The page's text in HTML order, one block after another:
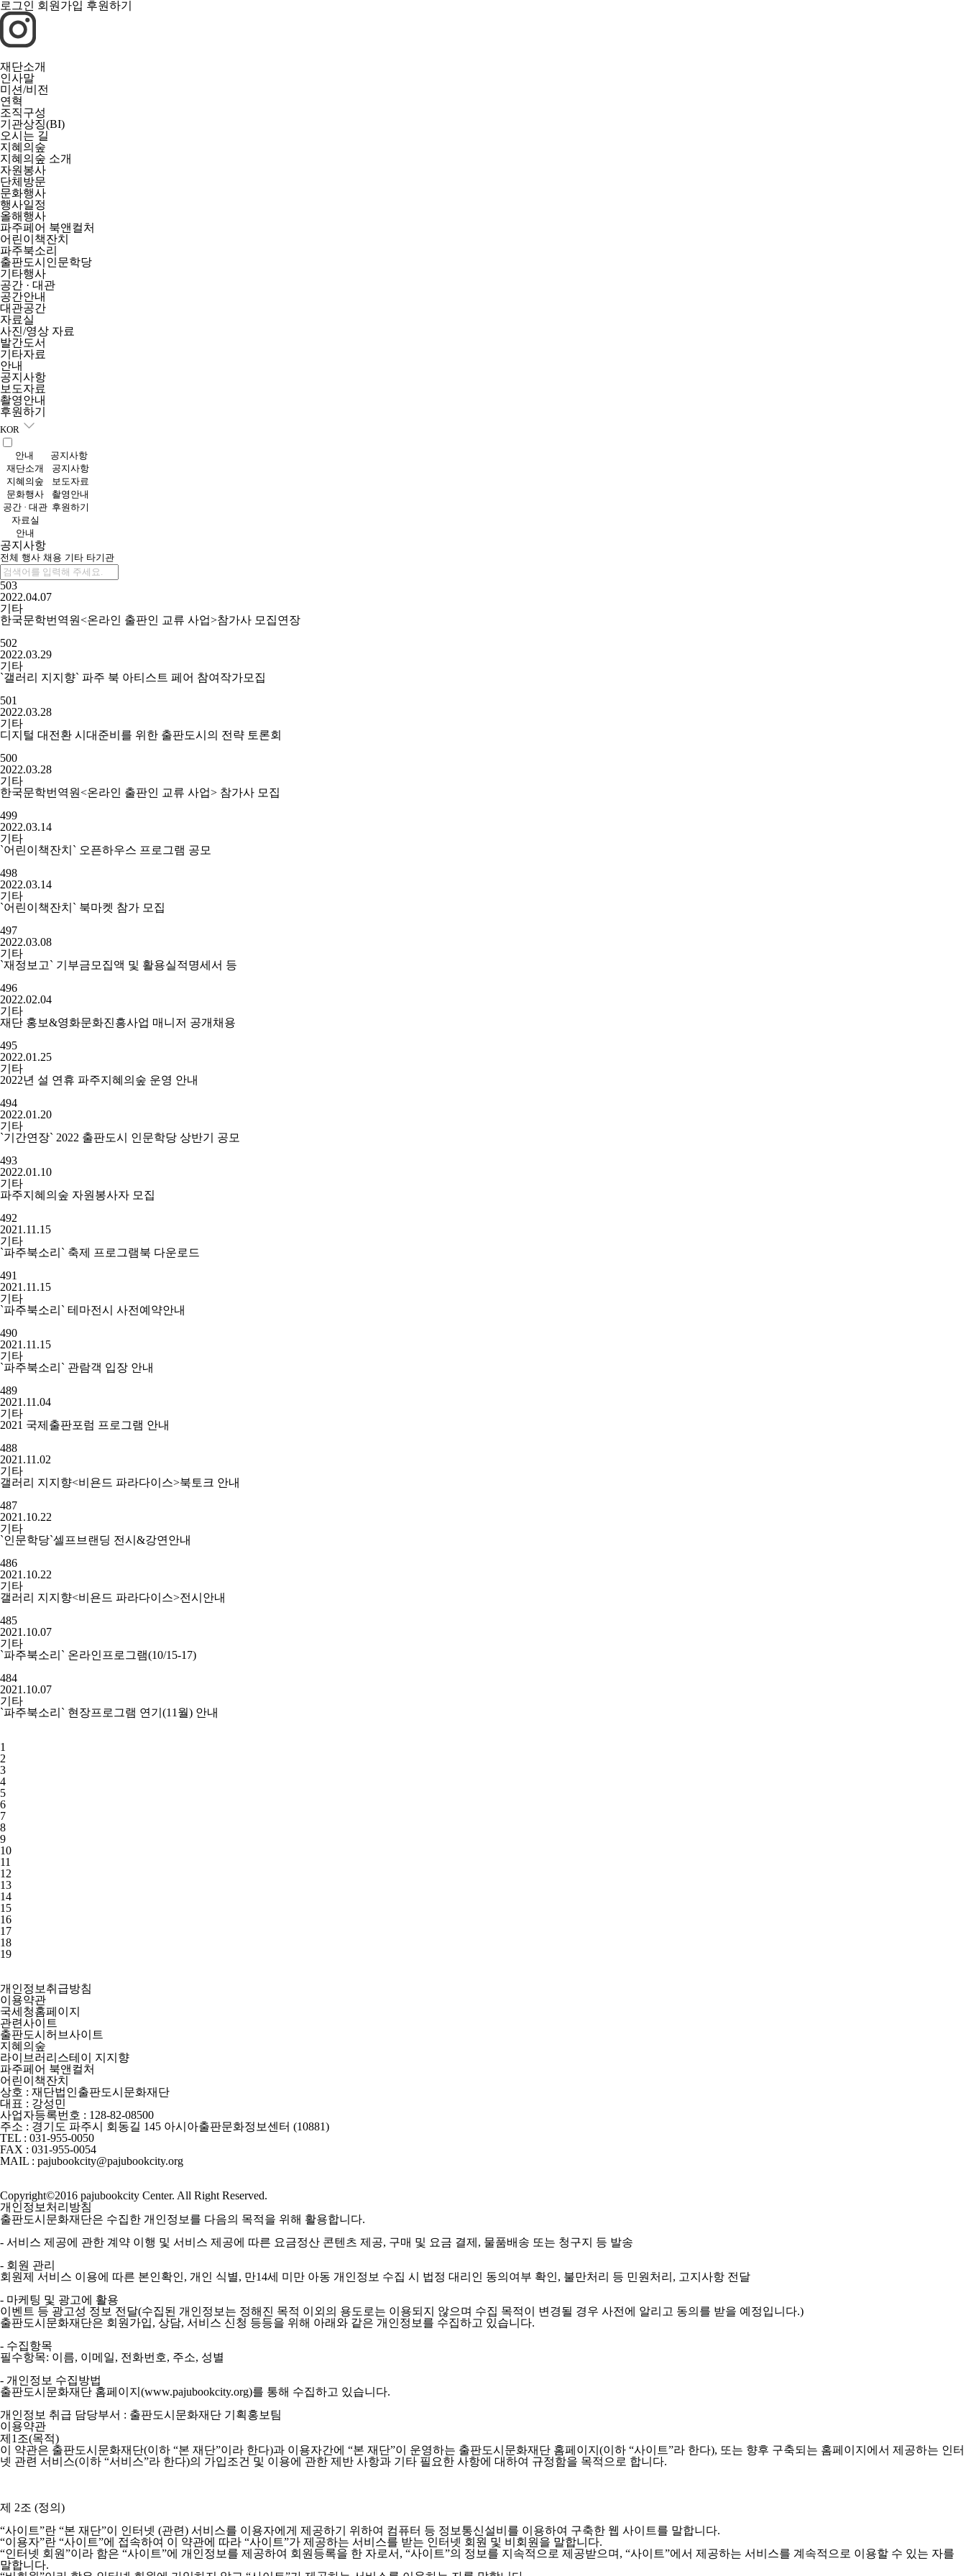
로그인 회원가입 후원하기
재단소개
인사말
미션/비전
연혁
조직구성
기관상징(BI)
오시는 길
지혜의숲
지혜의숲 소개
자원봉사
단체방문
문화행사
행사일정
올해행사
파주페어 북앤컬처
어린이책잔치
파주북소리
출판도시인문학당
기타행사
공간 · 대관
공간안내
대관공간
자료실
사진/영상 자료
발간도서
기타자료
안내
공지사항
보도자료
촬영안내
후원하기
KOR
안내
재단소개
지혜의숲
문화행사
공간 · 대관
자료실
안내
공지사항
공지사항
보도자료
촬영안내
후원하기
공지사항
전체 행사 채용 기타 타기관
503
2022.04.07
기타
한국문학번역원<온라인 출판인 교류 사업>참가사 모집연장
502
2022.03.29
기타
`갤러리 지지향` 파주 북 아티스트 페어 참여작가모집
501
2022.03.28
기타
디지털 대전환 시대준비를 위한 출판도시의 전략 토론회
500
2022.03.28
기타
한국문학번역원<온라인 출판인 교류 사업> 참가사 모집
499
2022.03.14
기타
`어린이책잔치` 오픈하우스 프로그램 공모
498
2022.03.14
기타
`어린이책잔치` 북마켓 참가 모집
497
2022.03.08
기타
`재정보고` 기부금모집액 및 활용실적명세서 등
496
2022.02.04
기타
재단 홍보&영화문화진흥사업 매니저 공개채용
495
2022.01.25
기타
2022년 설 연휴 파주지혜의숲 운영 안내
494
2022.01.20
기타
`기간연장` 2022 출판도시 인문학당 상반기 공모
493
2022.01.10
기타
파주지혜의숲 자원봉사자 모집
492
2021.11.15
기타
`파주북소리` 축제 프로그램북 다운로드
491
2021.11.15
기타
`파주북소리` 테마전시 사전예약안내
490
2021.11.15
기타
`파주북소리` 관람객 입장 안내
489
2021.11.04
기타
2021 국제출판포럼 프로그램 안내
488
2021.11.02
기타
갤러리 지지향<비욘드 파라다이스>북토크 안내
487
2021.10.22
기타
`인문학당`셀프브랜딩 전시&강연안내
486
2021.10.22
기타
갤러리 지지향<비욘드 파라다이스>전시안내
485
2021.10.07
기타
`파주북소리` 온라인프로그램(10/15-17)
484
2021.10.07
기타
`파주북소리` 현장프로그램 연기(11월) 안내
1
2
3
4
5
6
7
8
9
10
11
12
13
14
15
16
17
18
19
개인정보취급방침
이용약관
국세청홈페이지
관련사이트
출판도시허브사이트
지혜의숲
라이브러리스테이 지지향
파주페어 북앤컬처
어린이책잔치
상호 : 재단법인출판도시문화재단
대표 : 강성민
사업자등록번호 : 128-82-08500
주소 : 경기도 파주시 회동길 145 아시아출판문화정보센터 (10881)
TEL : 031-955-0050
FAX : 031-955-0054
MAIL : pajubookcity@pajubookcity.org
Copyright©2016 pajubookcity Center. All Right Reserved.
개인정보처리방침
출판도시문화재단은 수집한 개인정보를 다음의 목적을 위해 활용합니다.
- 서비스 제공에 관한 계약 이행 및 서비스 제공에 따른 요금정산 콘텐츠 제공, 구매 및 요금 결제, 물품배송 또는 청구지 등 발송
- 회원 관리
회원제 서비스 이용에 따른 본인확인, 개인 식별, 만14세 미만 아동 개인정보 수집 시 법정 대리인 동의여부 확인, 불만처리 등 민원처리, 고지사항 전달
- 마케팅 및 광고에 활용
이벤트 등 광고성 정보 전달(수집된 개인정보는 정해진 목적 이외의 용도로는 이용되지 않으며 수집 목적이 변경될 경우 사전에 알리고 동의를 받을 예정입니다.)
출판도시문화재단은 회원가입, 상담, 서비스 신청 등등을 위해 아래와 같은 개인정보를 수집하고 있습니다.
- 수집항목
필수항목: 이름, 이메일, 전화번호, 주소, 성별
- 개인정보 수집방법
출판도시문화재단 홈페이지(www.pajubookcity.org)를 통해 수집하고 있습니다.
개인정보 취급 담당부서 : 출판도시문화재단 기획홍보팀
이용약관
제1조(목적)
이 약관은 출판도시문화재단(이하 “본 재단”이라 한다)과 이용자간에 “본 재단”이 운영하는 출판도시문화재단 홈페이지(이하 “사이트”라 한다), 또는 향후 구축되는 홈페이지에서 제공하는 인터
넷 관련 서비스(이하 “서비스”라 한다)의 가입조건 및 이용에 관한 제반 사항과 기타 필요한 사항에 대하여 규정함을 목적으로 합니다.
제 2조 (정의)
“사이트”란 “본 재단”이 인터넷 (관련) 서비스를 이용자에게 제공하기 위하여 컴퓨터 등 정보통신설비를 이용하여 구축한 웹 사이트를 말합니다.
“이용자”란 “사이트”에 접속하여 이 약관에 따라 “사이트”가 제공하는 서비스를 받는 인터넷 회원 및 비회원을 말합니다.
“인터넷 회원”이라 함은 “사이트”에 개인정보를 제공하여 회원등록을 한 자로서, “사이트”의 정보를 지속적으로 제공받으며, “사이트”에서 제공하는 서비스를 계속적으로 이용할 수 있는 자를
말합니다.